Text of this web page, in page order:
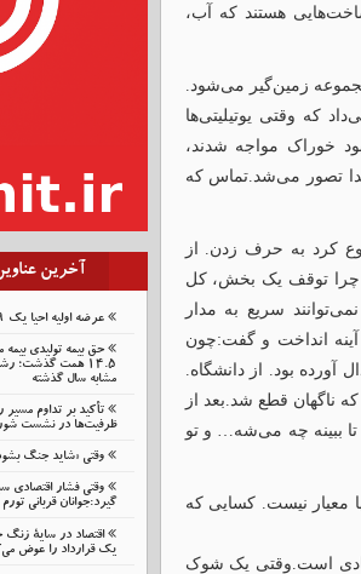
هستند که آب،
زمین‌گیر می‌شود.
که وقتی یوتیلیتی‌ها
خوراک مواجه شدند،
تصور می‌شد.تماس که
کرد به حرف زدن. از
چرا توقف یک بخش، کل
سریع به مدار
آینه انداخت و گفت:چون
آورده بود. از دانشگاه.
ناگهان قطع شد.بعد از
ببینه چه می‌شه… و تو
معیار نیست. کسایی که
است.وقتی یک شوک
آخرین
عرضه اولیه احیا یک ۱۹ مرداد در فرابورس
حق بیمه تولیدی
مشابه سال گذشته
تأکید بر تداوم
ظرفیت‌ها در نشست
وقتی «شاید جنگ
وقتی فشار
گیرد:جوانان قربانی
اقتصاد در سایهٔ
یک قرارداد را عوض